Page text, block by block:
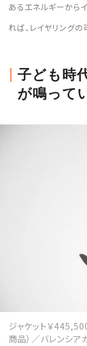
あるエネルギーから
れば、レイヤリング
子ども時
が鳴って
ジャケット￥
商品）／バレンシア